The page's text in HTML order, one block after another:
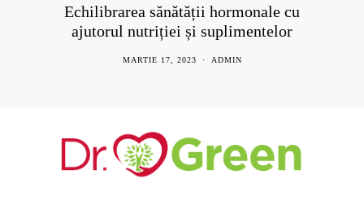
Echilibrarea sănătății hormonale cu
ajutorul nutriției și suplimentelor
MARTIE 17, 2023 ADMIN